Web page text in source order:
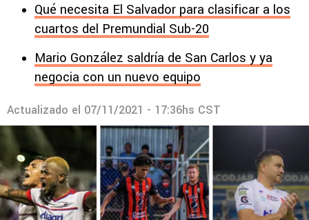
Qué necesita El Salvador para clasificar a los
cuartos del Premundial Sub-20
Mario González saldría de San Carlos y ya
negocia con un nuevo equipo
Actualizado el 07/11/2021 - 17:36hs CST